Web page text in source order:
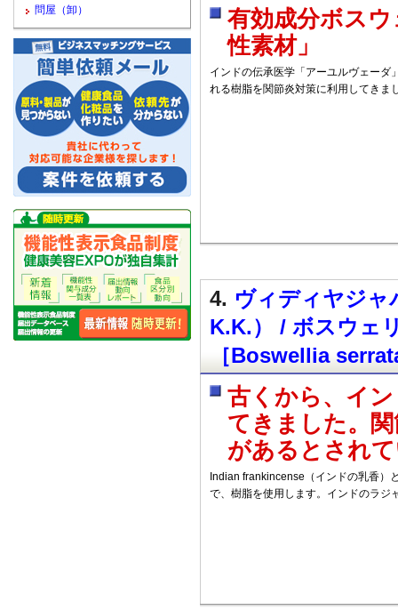
有効成分ボス
性素材」
インドの伝承医学「アーユルヴェーダ
れる樹脂を関節炎対策に利用してきま
4. ヴィディヤジャ
K.K.） / ボスウェ
［Boswellia
古くから、イ
てきました。
があるとされ
Indian frankincense（インドの乳香）
で、樹脂を使用します。インドのラジ
問屋（卸）